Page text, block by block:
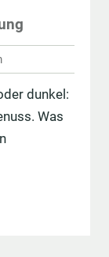
dunkel:
Was